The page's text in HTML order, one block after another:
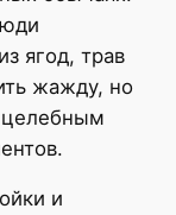
ягод, трав
жажду, но
целебным
и